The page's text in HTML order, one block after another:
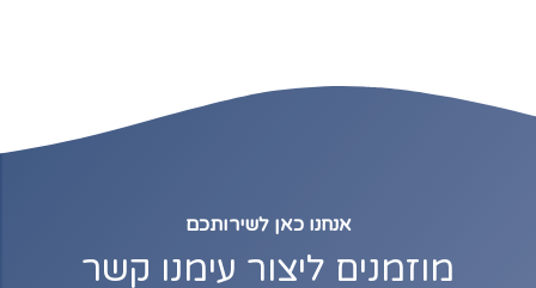
אנחנו כאן לשירותכם
מוזמנים ליצור עימנו קשר